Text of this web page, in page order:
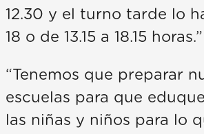
12.30 y el turno tarde lo
18 o de 13.15 a 18.15 horas.”
“Tenemos que preparar
escuelas para que
las niñas y niños para lo